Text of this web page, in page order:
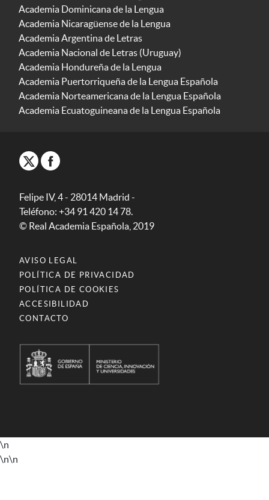
Academia Dominicana de la Lengua
Academia Nicaragüense de la Lengua
Academia Argentina de Letras
Academia Nacional de Letras (Uruguay)
Academia Hondureña de la Lengua
Academia Puertorriqueña de la Lengua Española
Academia Norteamericana de la Lengua Española
Academia Ecuatoguineana de la Lengua Española
Felipe IV, 4 - 28014 Madrid -
Teléfono: +34 91 420 14 78.
© Real Academia Española, 2019
AVISO LEGAL
POLÍTICA DE PRIVACIDAD
POLÍTICA DE COOKIES
ACCESIBILIDAD
CONTACTO
\n
\n\n